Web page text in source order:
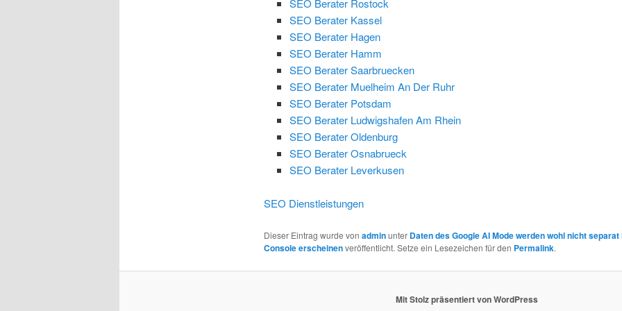
SEO Berater Rostock
SEO Berater Kassel
SEO Berater Hagen
SEO Berater Hamm
SEO Berater Saarbruecken
SEO Berater Muelheim An Der Ruhr
SEO Berater Potsdam
SEO Berater Ludwigshafen Am Rhein
SEO Berater Oldenburg
SEO Berater Osnabrueck
SEO Berater Leverkusen
SEO Dienstleistungen
Dieser Eintrag wurde von adminunter Daten des Google AI Mode werden wohl nicht
Console erscheinenveröffentlicht. Setze ein Lesezeichen für den Permalink.
Mit Stolz präsentiert von WordPress